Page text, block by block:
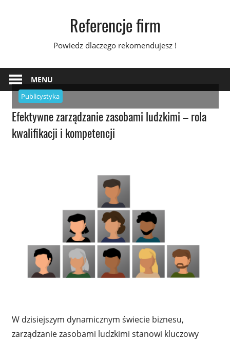
Referencje firm
Powiedz dlaczego rekomendujesz !
MENU
Publicystyka
Efektywne zarządzanie zasobami ludzkimi – rola
kwalifikacji i kompetencji
W dzisiejszym dynamicznym świecie biznesu,
zarządzanie zasobami ludzkimi stanowi kluczowy